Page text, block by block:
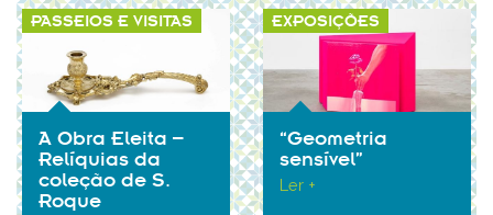
A Obra Eleita –
Relíquias da
coleção de S.
Roque
PASSEIOS E VISITAS
“Geometria
sensível”
Ler +
EXPOSIÇÕES